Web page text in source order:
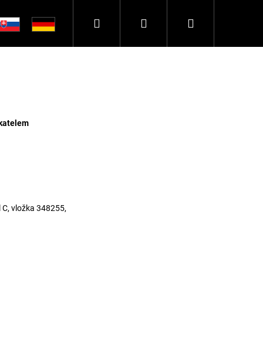
Hledat PřihlášeníNákupní
vložka 348255,